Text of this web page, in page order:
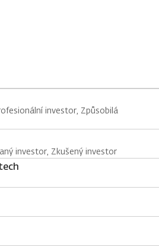
investor, Způsobilá
investor, Zkušený investor